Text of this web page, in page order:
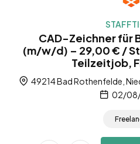
CAD-Zeichner für
(m/w/d) – 29,00 € /
Teilzeitjob,
49214 Bad Rothenfelde,
02/